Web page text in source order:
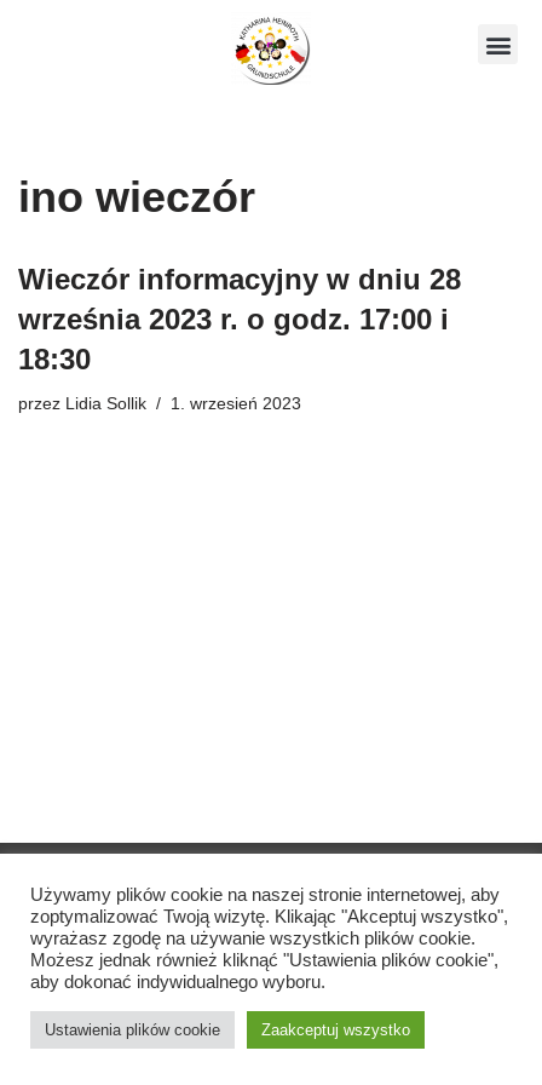
ino wieczór
Wieczór informacyjny w dniu 28
września 2023 r. o godz. 17:00 i
18:30
przez Lidia Sollik 1. wrzesień 2023
2021
Nadruk
Skontaktuj się z nami
Używamy plików cookie na naszej stronie internetowej, aby
zoptymalizować Twoją wizytę. Klikając "Akceptuj wszystko",
wyrażasz zgodę na używanie wszystkich plików cookie.
Możesz jednak również kliknąć "Ustawienia plików cookie",
aby dokonać indywidualnego wyboru.
Ustawienia plików cookie Zaakceptuj wszystko